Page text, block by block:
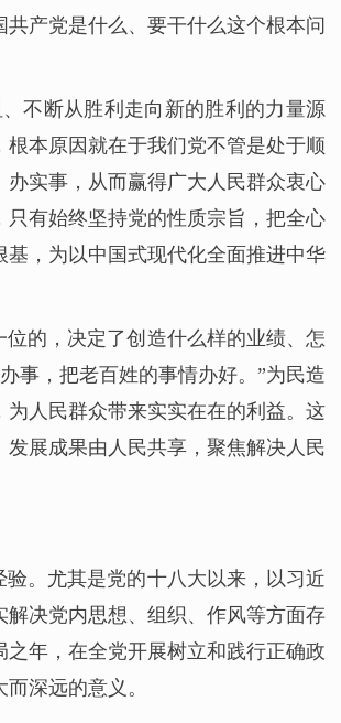
产党是什么、要干什么这个根本问
不断从胜利走向新的胜利的力量源
本原因就在于我们党不管是处于顺
实事，从而赢得广大人民群众衷心
有始终坚持党的性质宗旨，把全心
，为以中国式现代化全面推进中华
的，决定了创造什么样的业绩、怎
事，把老百姓的事情办好。”为民造
人民群众带来实实在在的利益。这
展成果由人民共享，聚焦解决人民
。尤其是党的十八大以来，以习近
决党内思想、组织、作风等方面存
年，在全党开展树立和践行正确政
深远的意义。